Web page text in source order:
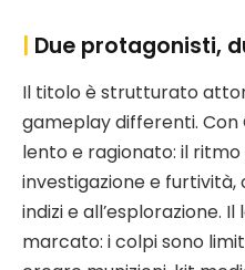
| Due protagonisti,
Il titolo è strutturato
gameplay differenti. Con
lento e ragionato: il
investigazione e
indizi e all’esplorazione.
marcato: i colpi sono